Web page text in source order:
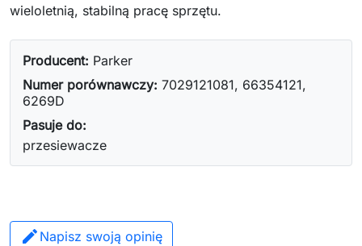
wieloletnią, stabilną pracę sprzętu.
Producent: Parker
Numer porównawczy: 7029121081, 66354121,
6269D
Pasuje do:
przesiewacze
Napisz swoją opinię